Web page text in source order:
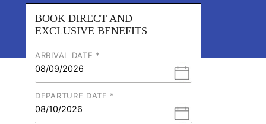
BOOK DIRECT AND
EXCLUSIVE BENEFITS
ARRIVAL DATE *
DEPARTURE DATE *